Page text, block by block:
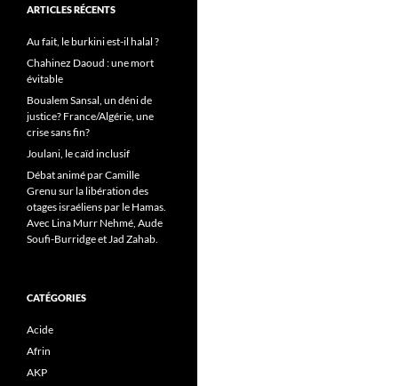
ARTICLES RÉCENTS
Au fait, le burkini est-il halal ?
Chahinez Daoud : une mort
évitable
Boualem Sansal, un déni de
justice? France/Algérie, une
crise sans fin?
Joulani, le caïd inclusif
Débat animé par Camille
Grenu sur la libération des
otages israéliens par le Hamas.
Avec Lina Murr Nehmé, Aude
Soufi-Burridge et Jad Zahab.
CATÉGORIES
Acide
Afrin
AKP